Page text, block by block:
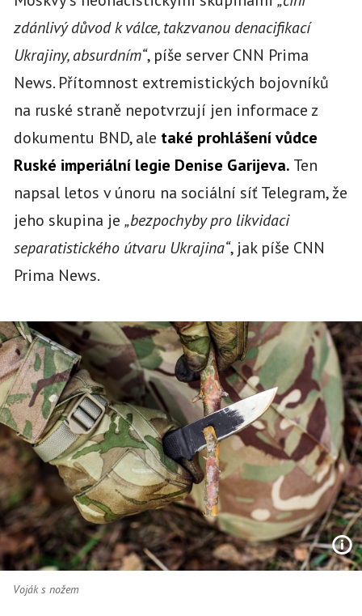
zdánlivý důvod k válce, takzvanou denacifikací
Ukrajiny, absurdním“, píše server CNN Prima
News. Přítomnost extremistických bojovníků
na ruské straně nepotvrzují jen informace z
dokumentu BND, ale také prohlášení vůdce
Ruské imperiální legie Denise Garijeva. Ten
napsal letos v únoru na sociální síť Telegram, že
jeho skupina je „bezpochyby pro likvidaci
separatistického útvaru Ukrajina“, jak píše CNN
Prima News.
Voják s nožem